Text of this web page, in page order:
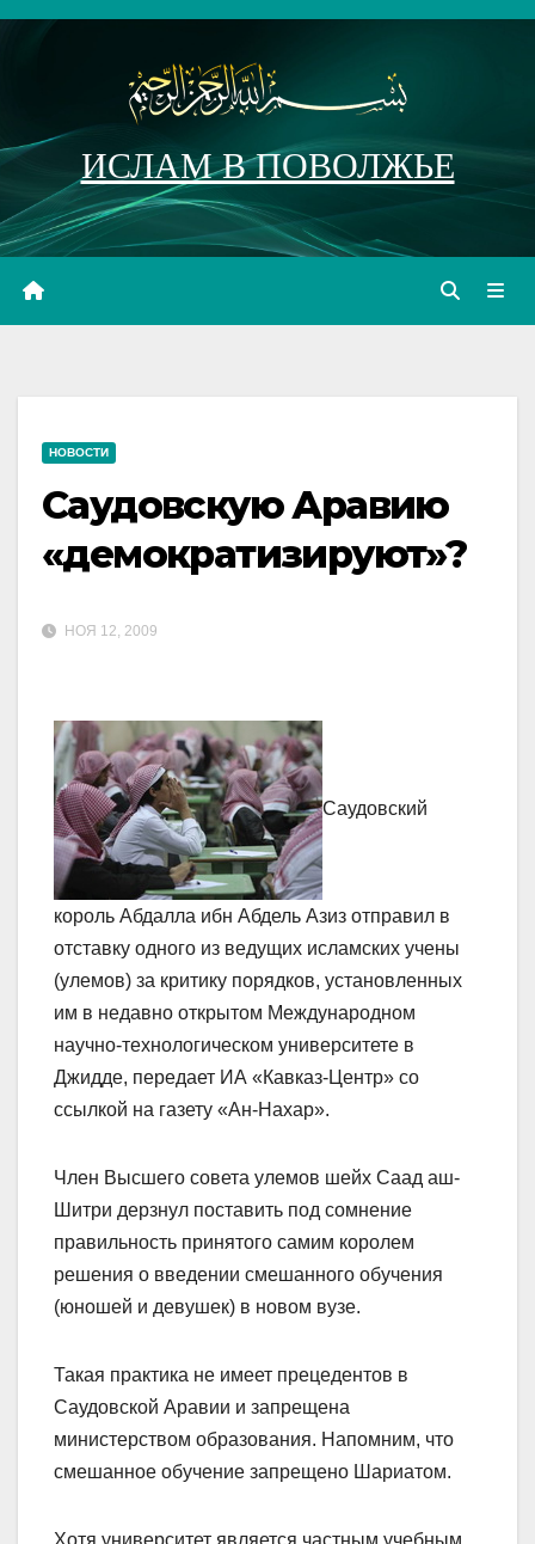
Перейти
ИСЛАМ В ПОВОЛЖЬЕ
НОВОСТИ
Саудовскую Аравию
«демократизируют»?
НОЯ 12, 2009
Cаудовский
король Абдалла ибн Абдель Азиз отправил в
отставку одного из ведущих исламских учены
(улемов) за критику порядков, установленных
им в недавно открытом Международном
научно-технологическом университете в
Джидде, передает ИА «Кавказ-Центр» со
ссылкой на газету «Ан-Нахар».
Член Высшего совета улемов шейх Саад аш-
Шитри дерзнул поставить под сомнение
правильность принятого самим королем
решения о введении смешанного обучения
(юношей и девушек) в новом вузе.
Такая практика не имеет прецедентов в
Саудовской Аравии и запрещена
министерством образования. Напомним, что
смешанное обучение запрещено Шариатом.